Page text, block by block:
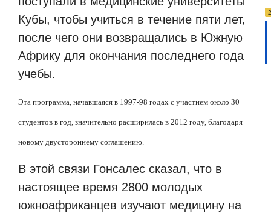
Кубы, чтобы учиться в течение пяти лет,
после чего они возвращались в Южную
Африку для окончания последнего года
учебы.
Эта программа, начавшаяся в 1997-98 годах с участием около 30
студентов в год, значительно расширилась в 2012 году, благодаря
новому двустороннему соглашению.
В этой связи Гонсалес сказал, что в
настоящее время 2800 молодых
южноафриканцев изучают медицину на